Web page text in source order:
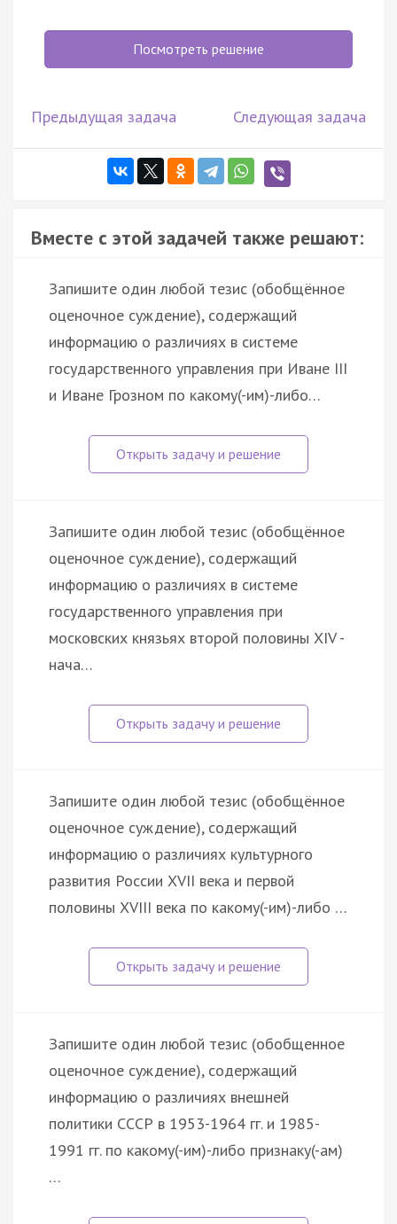
Посмотреть решение
Предыдущая задача Следующая задача
Вместе с этой задачей также решают:
Запишите один любой тезис (обобщённое
оценочное суждение), содержащий
информацию о различиях в системе
государственного управления при Иване III
и Иване Грозном по какому(-им)-либо…
Запишите один любой тезис (обобщённое
оценочное суждение), содержащий
информацию о различиях в системе
государственного управления при
московских князьях второй половины XIV -
нача…
Запишите один любой тезис (обобщённое
оценочное суждение), содержащий
информацию о различиях культурного
развития России XVII века и первой
половины XVIII века по какому(-им)-либо …
Запишите один любой тезис (обобщенное
оценочное суждение), содержащий
информацию о различиях внешней
политики СССР в 1953-1964 гг. и 1985-
1991 гг. по какому(-им)-либо признаку(-ам)
…